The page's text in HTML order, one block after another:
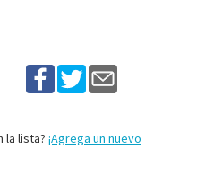
la lista? ¡Agrega un nuevo